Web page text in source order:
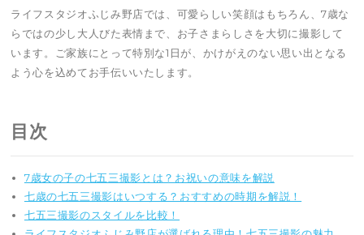
ライフスタジオふじみ野店では、可愛らしい笑顔はもちろん、7歳な
らではの少し大人びた表情まで、お子さまらしさを大切に撮影して
います。ご家族にとって特別な1日が、かけがえのない思い出となる
よう心を込めてお手伝いいたします。
目次
7歳女の子の七五三撮影とは？お祝いの意味を解説
七歳の七五三撮影はいつする？おすすめの時期を解説！
七五三撮影のスタイルを比較！